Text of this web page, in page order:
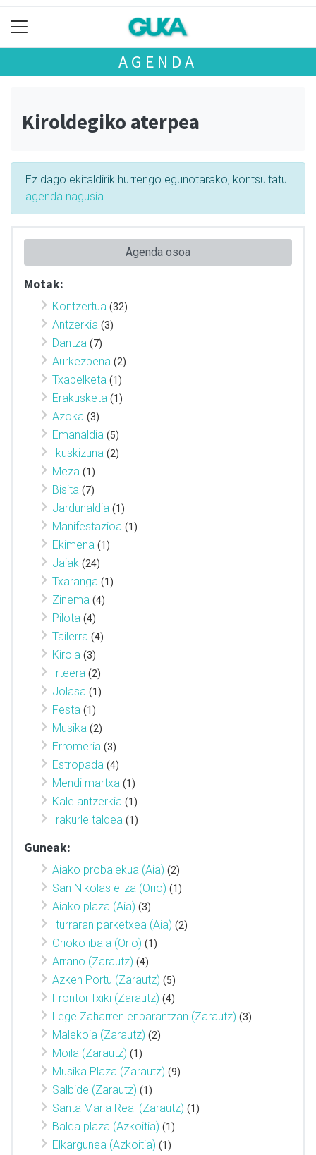
AGENDA
Kiroldegiko aterpea
Ez dago ekitaldirik hurrengo egunotarako, kontsultatu
agenda nagusia
Agenda osoa
Motak:
Kontzertua (32)
Antzerkia (3)
Dantza (7)
Aurkezpena (2)
Txapelketa (1)
Erakusketa (1)
Azoka (3)
Emanaldia (5)
Ikuskizuna (2)
Meza (1)
Bisita (7)
Jardunaldia (1)
Manifestazioa (1)
Ekimena (1)
Jaiak (24)
Txaranga (1)
Zinema (4)
Pilota (4)
Tailerra (4)
Kirola (3)
Irteera (2)
Jolasa (1)
Festa (1)
Musika (2)
Erromeria (3)
Estropada (4)
Mendi martxa (1)
Kale antzerkia (1)
Irakurle taldea (1)
Guneak:
Aiako probalekua (Aia) (2)
San Nikolas eliza (Orio) (1)
Aiako plaza (Aia) (3)
Iturraran parketxea (Aia) (2)
Orioko ibaia (Orio) (1)
Arrano (Zarautz) (4)
Azken Portu (Zarautz) (5)
Frontoi Txiki (Zarautz) (4)
Lege Zaharren enparantzan (Zarautz) (3)
Malekoia (Zarautz) (2)
Moila (Zarautz) (1)
Musika Plaza (Zarautz) (9)
Salbide (Zarautz) (1)
Santa Maria Real (Zarautz) (1)
Balda plaza (Azkoitia) (1)
Elkargunea (Azkoitia) (1)